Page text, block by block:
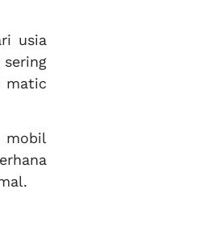
usia
matic
mobil